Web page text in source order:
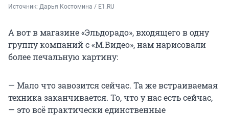
Источник: Дарья Костомина / E1.RU
А вот в магазине «Эльдорадо», входящего в одну
группу компаний с «М.Видео», нам нарисовали
более печальную картину:
— Мало что завозится сейчас. Та же встраиваемая
техника заканчивается. То, что у нас есть сейчас,
— это всё практически единственные